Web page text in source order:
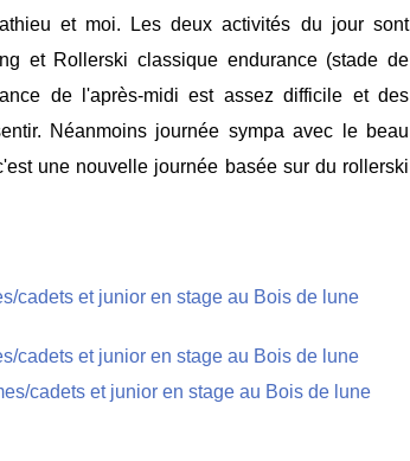
et moi. Les deux activités du jour sont
et Rollerski classique endurance (stade de
de l'après-midi est assez difficile et des
Néanmoins journée sympa avec le beau
une nouvelle journée basée sur du rollerski